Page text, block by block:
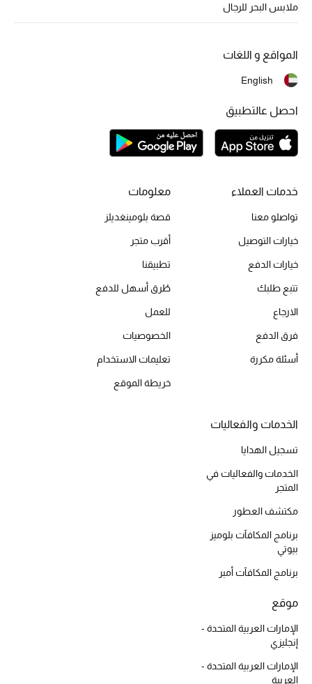
الحب للمحلي
الملابس الرياضية النسائية
تشكيلة الأعراس
حقائب وأحذية متطابقة
هدايا للنساء
جميع الملابس النسائية
جميع الأحذية النسائية
جميع الحقائب النسائية
جميع الإكسسورات النسائية
الموسم الجديد
الحقائب النسائية
دليل ملتزمات الحقائب
ملابس البحر للرجال
خدمات العملاء
تواصلو معنا
خيارات التوصيل
خيارات الدفع
تتبع طلبك
الارجاع
فرق الدفع
أسئلة مكررة
معلومات
قصة بلومينغديلز
أقرب متجر
تطبيقنا
طُرق أسهل للدفع
للعمل
الخصوصيات
تعليمات الاستخدام
خريطة الموقع
الخدمات والفعاليات
تسجيل الهدايا
الخدمات والفعاليات في
المتجر
مكتشف العطور
برنامج المكافآت بلوميز
بيوتي
برنامج المكافآت أمبر
موقع
الإمارات العربية المتحدة -
إنجليزي
الإمارات العربية المتحدة -
العربية
المواقع و اللغات
English
احصل عالتطبيق